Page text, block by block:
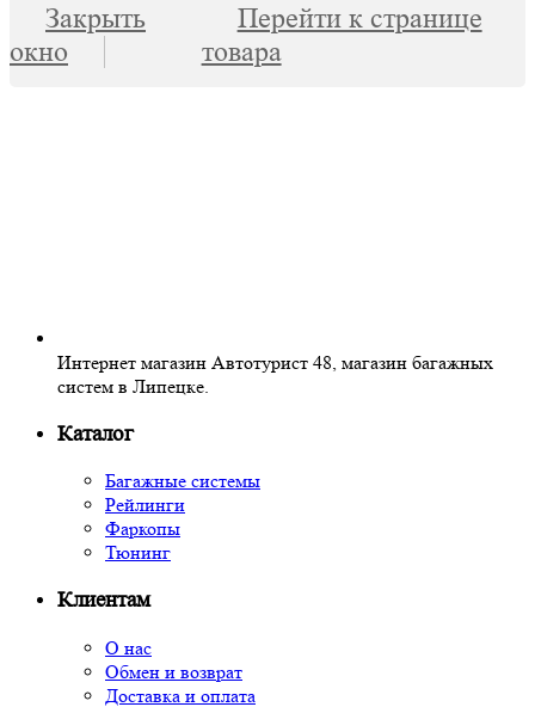
Закрыть
окно
Перейти к странице
товара
Интернет магазин Автотурист 48, магазин багажных
систем в Липецке.
Каталог
Багажные системы
Рейлинги
Фаркопы
Тюнинг
Клиентам
О нас
Обмен и возврат
Доставка и оплата